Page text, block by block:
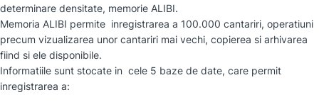
determinare densitate, memorie ALIBI.
Memoria ALIBI permite inregistrarea a 100.000 cantariri, operatiuni
precum vizualizarea unor cantariri mai vechi, copierea si arhivarea
fiind si ele disponibile.
Informatiile sunt stocate in cele 5 baze de date, care permit
inregistrarea a: